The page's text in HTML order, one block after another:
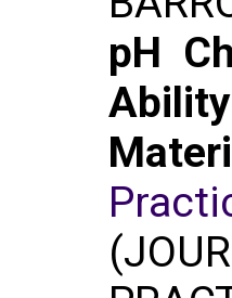
pH